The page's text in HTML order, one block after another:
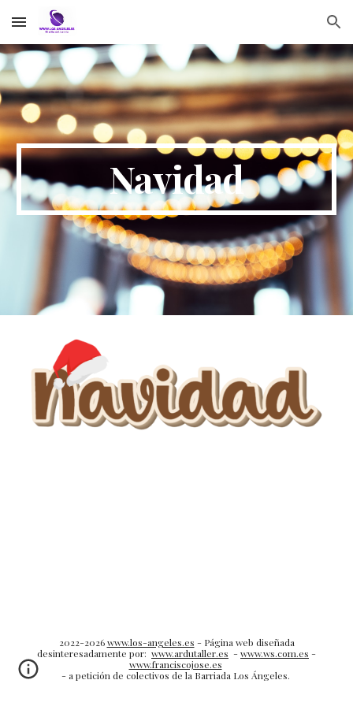
Skip to main content Skip to navigation
Navidad
2022-2026www.los-angeles.es - Página web diseñada
desinteresadamente por: www.ardutaller.es - www.ws.com.es -
www.franciscojose.es
- a petición de colectivos de la Barriada Los Ángeles.